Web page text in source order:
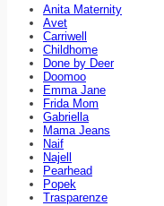
Anita Maternity
Avet
Carriwell
Childhome
Done by Deer
Doomoo
Emma Jane
Frida Mom
Gabriella
Mama Jeans
Naif
Najell
Pearhead
Popek
Trasparenze